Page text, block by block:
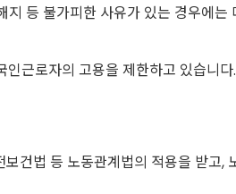
등 불가피한 사유가 있는 경우에는
근로자의 고용을 제한하고 있습니다.
건법 등 노동관계법의 적용을 받고,